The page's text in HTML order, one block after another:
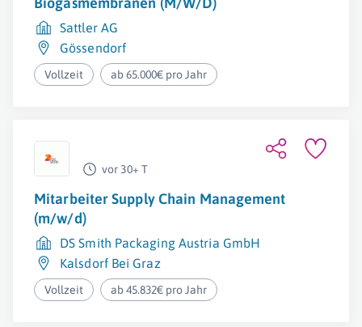
Sattler AG
Gössendorf
Vollzeit ab 65.000€ pro Jahr
vor 30+ T
Mitarbeiter Supply Chain Management
(m/w/d)
DS Smith Packaging Austria GmbH
Kalsdorf Bei Graz
Vollzeit ab 45.832€ pro Jahr